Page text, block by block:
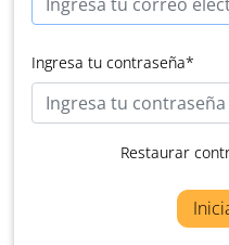
Ingresa tu contraseña*
Restaurar